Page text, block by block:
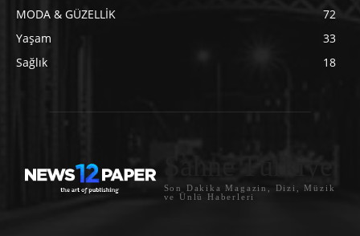
MODA & GÜZELLİK
72
Yaşam
33
Sağlık
18
Sahne Türkiye
Son Dakika Magazin, Dizi, Müzik
ve Ünlü Haberleri